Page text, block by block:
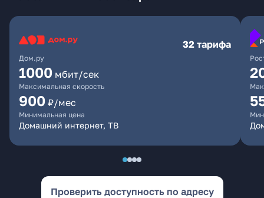
Дом.ру
32 тарифа
1000 мбит/сек
Максимальная скорость
900 ₽/мес
Минимальная цена
Домашний интернет, ТВ
Проверить доступность по адресу